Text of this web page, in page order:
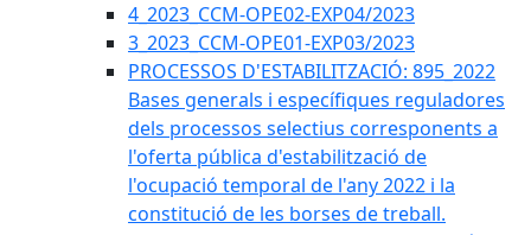
4_2023_CCM-OPE02-EXP04/2023
3_2023_CCM-OPE01-EXP03/2023
PROCESSOS D'ESTABILITZACIÓ: 895_2022
Bases generals i específiques reguladores
dels processos selectius corresponents a
l'oferta pública d'estabilització de
l'ocupació temporal de l'any 2022 i la
constitució de les borses de treball.